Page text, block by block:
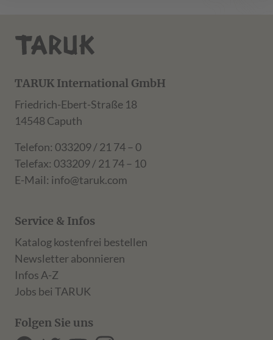
TARUK International GmbH
Friedrich-Ebert-Straße 18
14548 Caputh
Telefon: 033209 / 21 74 – 0
Telefax: 033209 / 21 74 – 10
E-Mail: info@taruk.com
Service & Infos
Katalog kostenfrei bestellen
Newsletter abonnieren
Infos A-Z
Jobs bei TARUK
Folgen Sie uns